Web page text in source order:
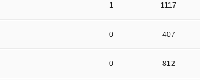
1 1117
0 407
0 812